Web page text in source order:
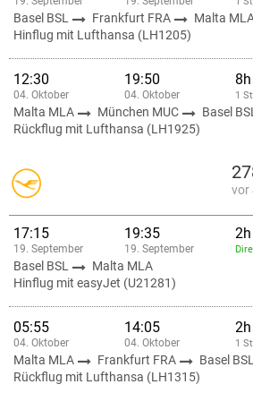
Basel BSL Frankfurt FRA
Malta
Hinflug mit Lufthansa (LH1205)
12:30
04. Oktober
19:50
04. Oktober 1
Malta MLA München MUC
Basel BSL
Rückflug mit Lufthansa (LH1925)
vor
17:15
19. September
19:35
19. September
Basel BSL
Malta MLA
Hinflug mit easyJet (U21281)
05:55
04. Oktober
14:05
04. Oktober 1
Malta MLA Frankfurt FRA
Basel BSL
Rückflug mit Lufthansa (LH1315)